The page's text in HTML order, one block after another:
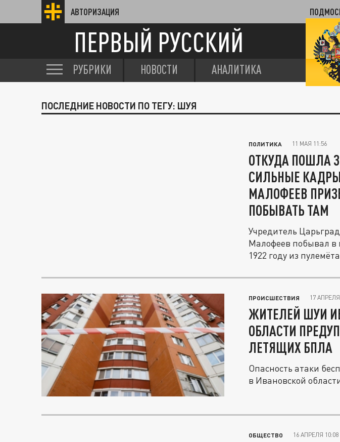
АВТОРИЗАЦИЯ
ПЕРВЫЙ РУССКИЙ
РУБРИКИ НОВОСТИ АНАЛИТИКА
ПОСЛЕДНИЕ НОВОСТИ ПО ТЕГУ: ШУЯ
ПОЛИТИКА 11 МАЯ 11:56
ОТКУДА ПОШЛА
СИЛЬНЫЕ
МАЛОФЕЕВ
ПОБЫВАТЬ ТАМ
Учредитель
Малофеев побывал в
1922 году из
ПРОИСШЕСТВИЯ 17 АПРЕЛЯ
ЖИТЕЛЕЙ ШУИ
ОБЛАСТИ
ЛЕТЯЩИХ БПЛА
Опасность атаки
в Ивановской
ОБЩЕСТВО 16 АПРЕЛЯ 10:08